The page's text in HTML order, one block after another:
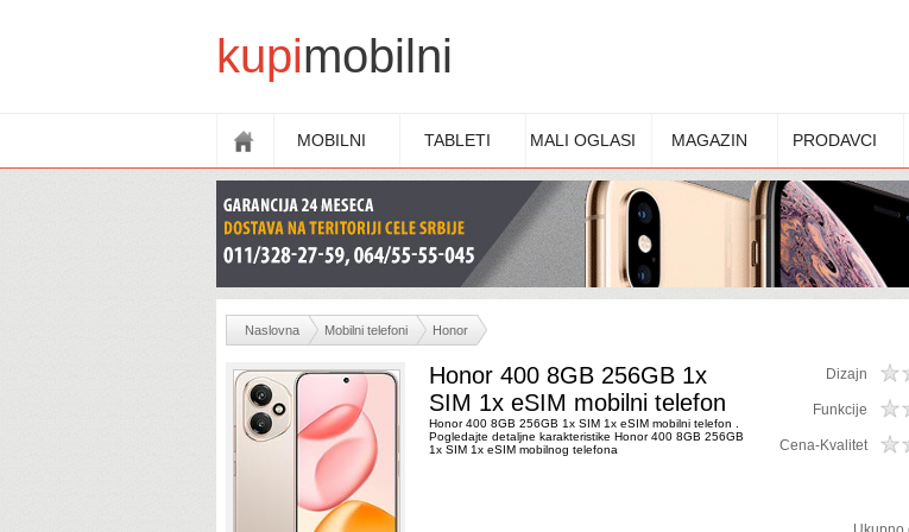
kupimobilni
MOBILNI TABLETI MALI OGLASI MAGAZIN PRODAVCI
Naslovna Mobilni telefoni Honor
Honor 400 8GB 256GB 1x
SIM 1x eSIM mobilni telefon
Honor 400 8GB 256GB 1x SIM 1x eSIM mobilni telefon .
Pogledajte detaljne karakteristike Honor 400 8GB 256GB
1x SIM 1x eSIM mobilnog telefona
Dizajn
Funkcije
Cena-Kvalitet